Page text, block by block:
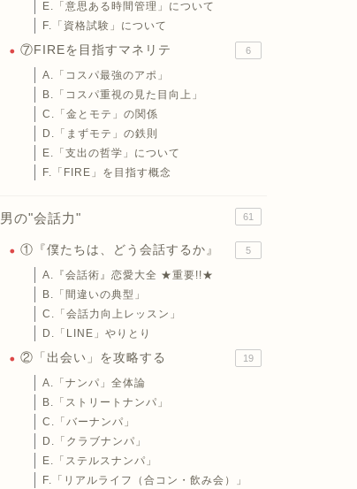
E.「意思ある時間管理」について
F.「資格試験」について
⑦FIREを目指すマネリテ 6
A.「コスパ最強のアポ」
B.「コスパ重視の見た目向上」
C.「金とモテ」の関係
D.「まずモテ」の鉄則
E.「支出の哲学」について
F.「FIRE」を目指す概念
男の"会話力" 61
①『僕たちは、どう会話するか』 5
A.『会話術』恋愛大全 ★重要!!★
B.「間違いの典型」
C.「会話力向上レッスン」
D.「LINE」やりとり
②「出会い」を攻略する 19
A.「ナンパ」全体論
B.「ストリートナンパ」
C.「バーナンパ」
D.「クラブナンパ」
E.「ステルスナンパ」
F.「リアルライフ（合コン・飲み会）」